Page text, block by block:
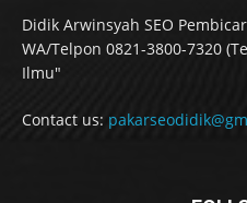
Didik Arwinsyah SEO
WA/Telpon 0821-3800-7320
Ilmu"
Contact us: